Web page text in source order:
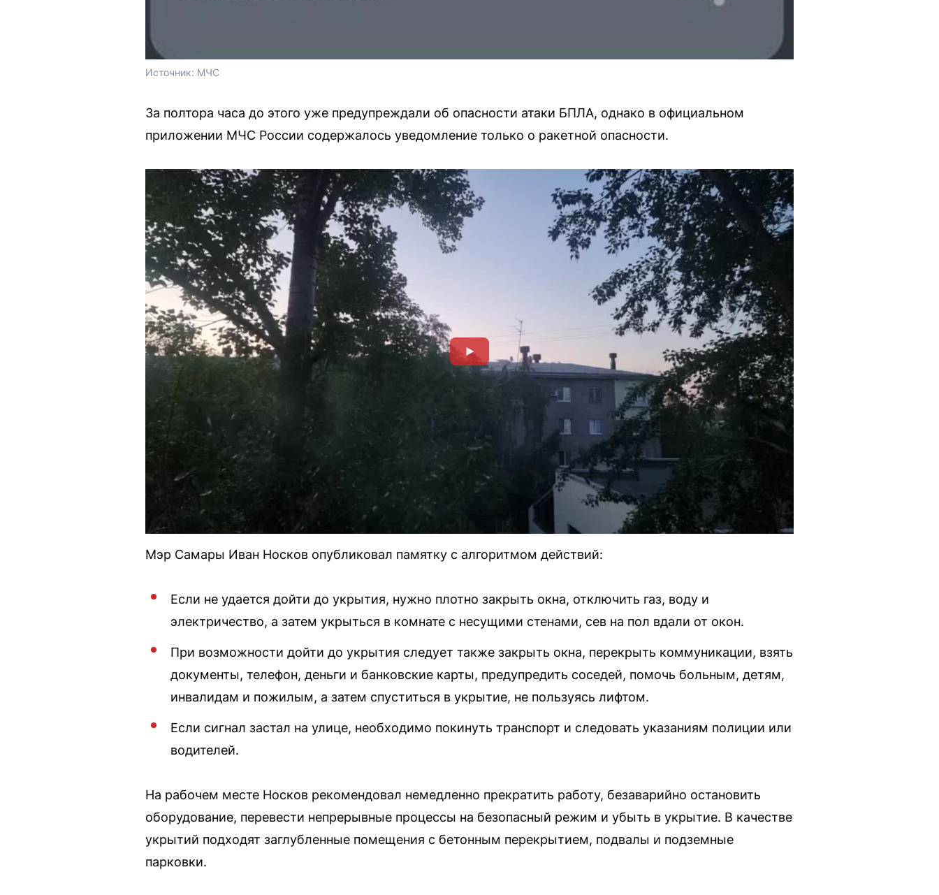
Источник: МЧС
За полтора часа до этого уже предупреждали об опасности атаки БПЛА, однако в официальном
приложении МЧС России содержалось уведомление только о ракетной опасности.
Мэр Самары Иван Носков опубликовал памятку с алгоритмом действий:
Если не удается дойти до укрытия, нужно плотно закрыть окна, отключить газ, воду и
электричество, а затем укрыться в комнате с несущими стенами, сев на пол вдали от окон.
При возможности дойти до укрытия следует также закрыть окна, перекрыть коммуникации, взять
документы, телефон, деньги и банковские карты, предупредить соседей, помочь больным, детям,
инвалидам и пожилым, а затем спуститься в укрытие, не пользуясь лифтом.
Если сигнал застал на улице, необходимо покинуть транспорт и следовать указаниям полиции или
водителей.
На рабочем месте Носков рекомендовал немедленно прекратить работу, безаварийно остановить
оборудование, перевести непрерывные процессы на безопасный режим и убыть в укрытие. В качестве
укрытий подходят заглубленные помещения с бетонным перекрытием, подвалы и подземные
парковки.